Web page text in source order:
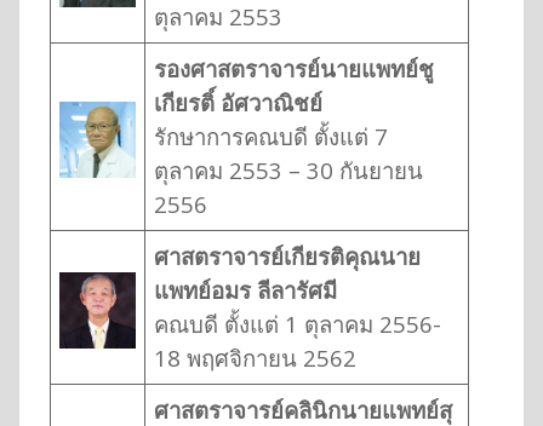
ตุลาคม 2553
รองศาสตราจารย์นายแพทย์ชู
เกียรติ์ อัศวาณิชย์
รักษาการคณบดี ตั้งแต่ 7
ตุลาคม 2553 – 30 กันยายน
2556
ศาสตราจารย์เกียรติคุณนาย
แพทย์อมร ลีลารัศมี
คณบดี ตั้งแต่ 1 ตุลาคม 2556-
18 พฤศจิกายน 2562
ศาสตราจารย์คลินิกนายแพทย์สุ